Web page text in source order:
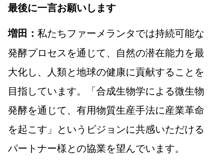
最後に一言お願いします
増田： 私たちファーメランタでは持続可能な
発酵プロセスを通じて、自然の潜在能力を最
大化し、人類と地球の健康に貢献することを
目指しています。「合成生物学による微生物
発酵を通じて、有用物質生産手法に産業革命
を起こす」というビジョンに共感いただける
パートナー様との協業を望んでいます。